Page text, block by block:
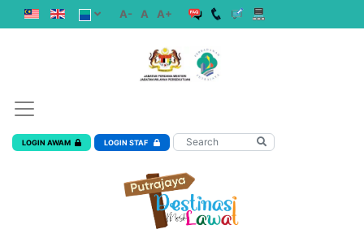
A- A A+
LOGIN AWAM LOGIN STAF